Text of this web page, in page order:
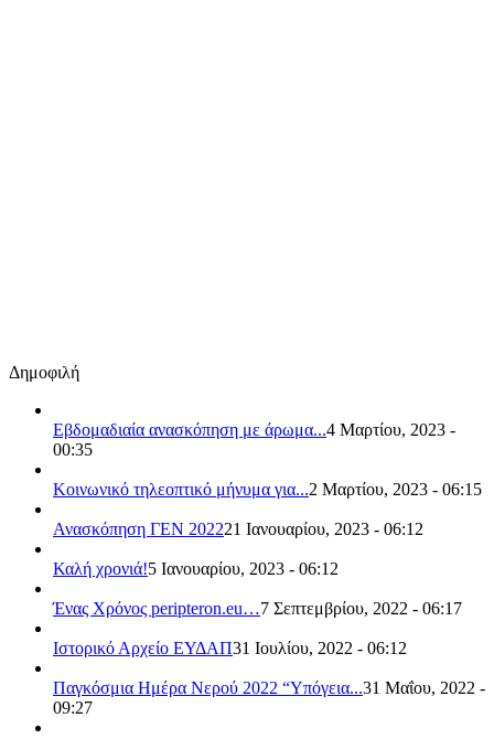
Δημοφιλή
Εβδομαδιαία ανασκόπηση με άρωμα...4 Μαρτίου, 2023 -
00:35
Κοινωνικό τηλεοπτικό μήνυμα για...2 Μαρτίου, 2023 - 06:15
Ανασκόπηση ΓΕΝ 202221 Ιανουαρίου, 2023 - 06:12
Καλή χρονιά!5 Ιανουαρίου, 2023 - 06:12
Ένας Χρόνος peripteron.eu…7 Σεπτεμβρίου, 2022 - 06:17
Ιστορικό Αρχείο ΕΥΔΑΠ31 Ιουλίου, 2022 - 06:12
Παγκόσμια Ημέρα Νερού 2022 “Υπόγεια...31 Μαΐου, 2022 -
09:27